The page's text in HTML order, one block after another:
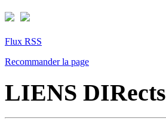
Flux RSS
Recommander la page
LIENS DIRects